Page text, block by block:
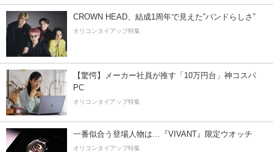
CROWN HEAD、結成1周年で見えた”バンドらしさ”
オリコンタイアップ特集
【驚愕】メーカー社員が推す「10万円台」神コスパ
PC
オリコンタイアップ特集
一番似合う登場人物は…『VIVANT』限定ウオッチ
オリコンタイアップ特集